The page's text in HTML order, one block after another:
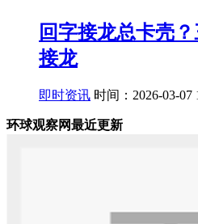
回字接龙总卡壳
接龙
即时资讯 时间：2026-03-07
环球观察网最近更新